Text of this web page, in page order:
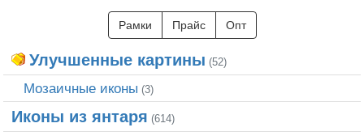
Рамки Прайс Опт
Улучшенные картины (52)
Мозаичные иконы (3)
Иконы из янтаря (614)